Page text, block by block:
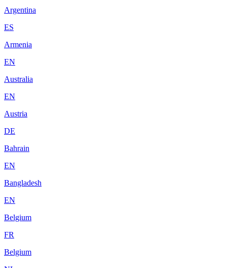
Argentina
ES
Armenia
EN
Australia
EN
Austria
DE
Bahrain
EN
Bangladesh
EN
Belgium
FR
Belgium